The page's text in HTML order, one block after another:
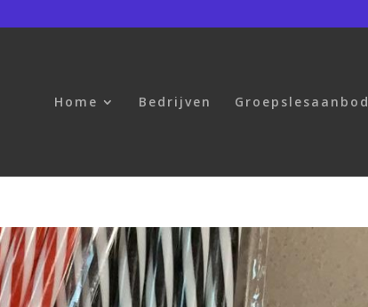
Home Bedrijven Groepslesaanbod